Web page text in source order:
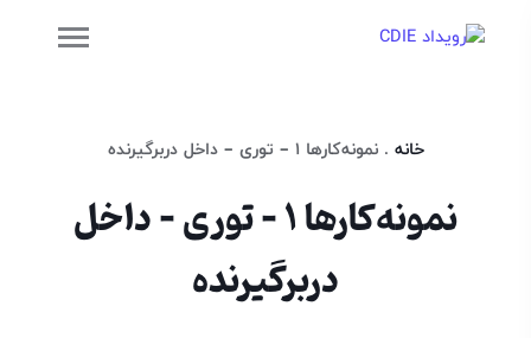
خانه . نمونه‌کارها 1 – توری – داخل دربرگیرنده
نمونه‌کارها 1 - توری - داخل
دربرگیرنده